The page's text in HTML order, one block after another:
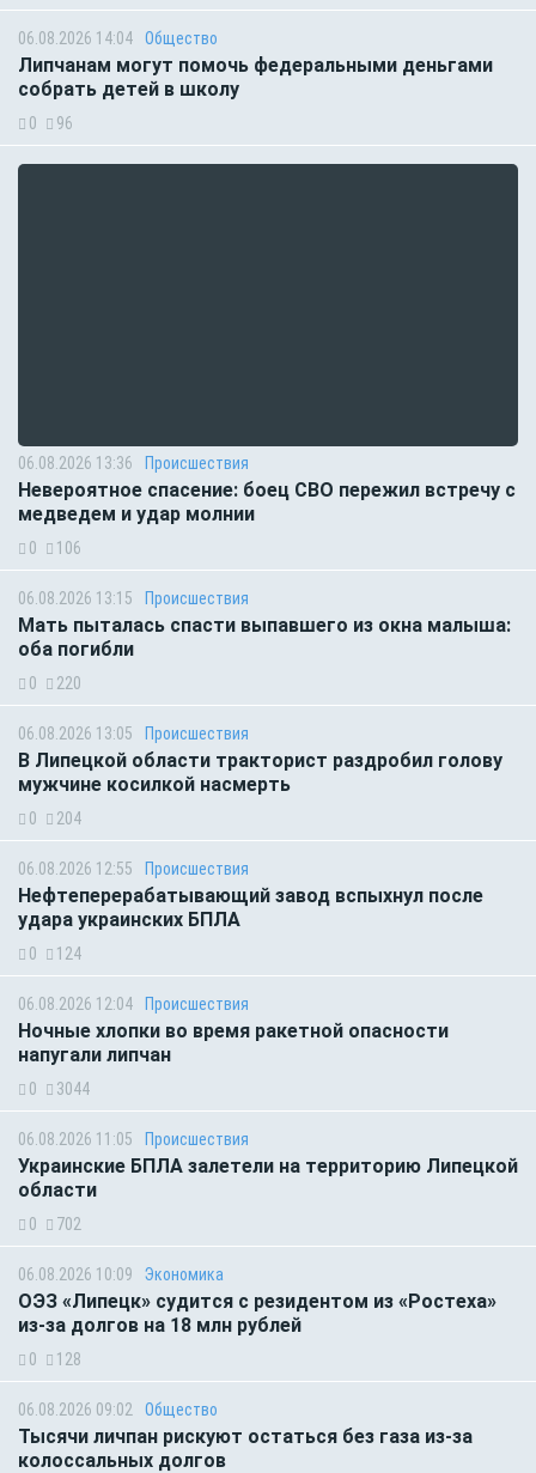
06.08.2026 14:04 Общество
Липчанам могут помочь федеральными деньгами
собрать детей в школу
0 96
06.08.2026 13:36 Происшествия
Невероятное спасение: боец СВО пережил встречу с
медведем и удар молнии
0 106
06.08.2026 13:15 Происшествия
Мать пыталась спасти выпавшего из окна малыша:
оба погибли
0 220
06.08.2026 13:05 Происшествия
В Липецкой области тракторист раздробил голову
мужчине косилкой насмерть
0 204
06.08.2026 12:55 Происшествия
Нефтеперерабатывающий завод вспыхнул после
удара украинских БПЛА
0 124
06.08.2026 12:04 Происшествия
Ночные хлопки во время ракетной опасности
напугали липчан
0 3044
06.08.2026 11:05 Происшествия
Украинские БПЛА залетели на территорию Липецкой
области
0 702
06.08.2026 10:09 Экономика
ОЭЗ «Липецк» судится с резидентом из «Ростеха»
из-за долгов на 18 млн рублей
0 128
06.08.2026 09:02 Общество
Тысячи личпан рискуют остаться без газа из-за
колоссальных долгов